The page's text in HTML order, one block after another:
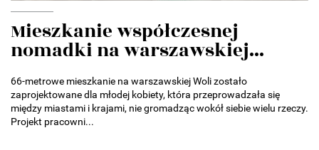
Mieszkanie współczesnej
nomadki na warszawskiej...
66-metrowe mieszkanie na warszawskiej Woli zostało
zaprojektowane dla młodej kobiety, która przeprowadzała się
między miastami i krajami, nie gromadząc wokół siebie wielu rzeczy.
Projekt pracowni...